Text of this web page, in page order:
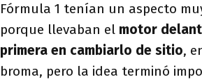
Fórmula 1 tenían un aspecto
porque llevaban el motor
primera en cambiarlo de sitio,
broma, pero la idea terminó